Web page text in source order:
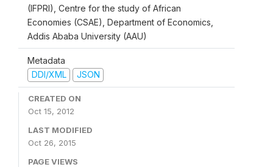
(IFPRI), Centre for the study of African
Economies (CSAE), Department of Economics,
Addis Ababa University (AAU)
Metadata
DDI/XML
JSON
CREATED ON
Oct 15, 2012
LAST MODIFIED
Oct 26, 2015
PAGE VIEWS